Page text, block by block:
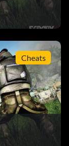
Cheats